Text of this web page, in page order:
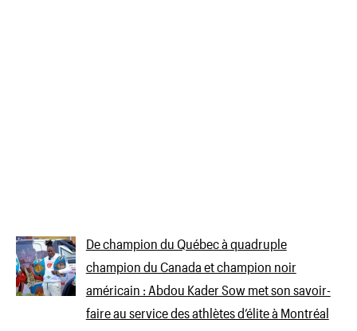
De champion du Québec à quadruple
champion du Canada et champion noir
américain : Abdou Kader Sow met son savoir-
faire au service des athlètes d’élite à Montréal